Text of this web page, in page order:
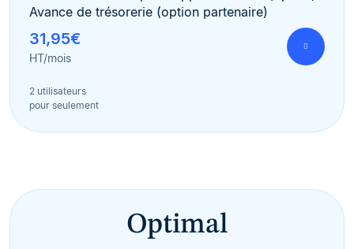
Avance de trésorerie (option partenaire)
31,95€
HT/mois
2 utilisateurs
pour seulement
Optimal